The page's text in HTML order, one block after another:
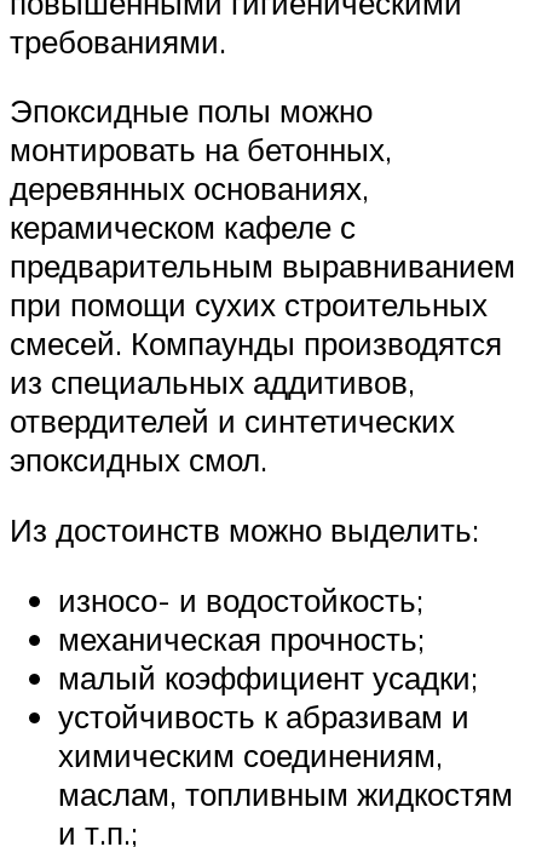
требованиями.
Эпоксидные полы можно
монтировать на бетонных,
деревянных основаниях,
керамическом кафеле с
предварительным выравниванием
при помощи сухих строительных
смесей. Компаунды производятся
из специальных аддитивов,
отвердителей и синтетических
эпоксидных смол.
Из достоинств можно выделить:
износо- и водостойкость;
механическая прочность;
малый коэффициент усадки;
устойчивость к абразивам и
химическим соединениям,
маслам, топливным жидкостям
и т.п.;